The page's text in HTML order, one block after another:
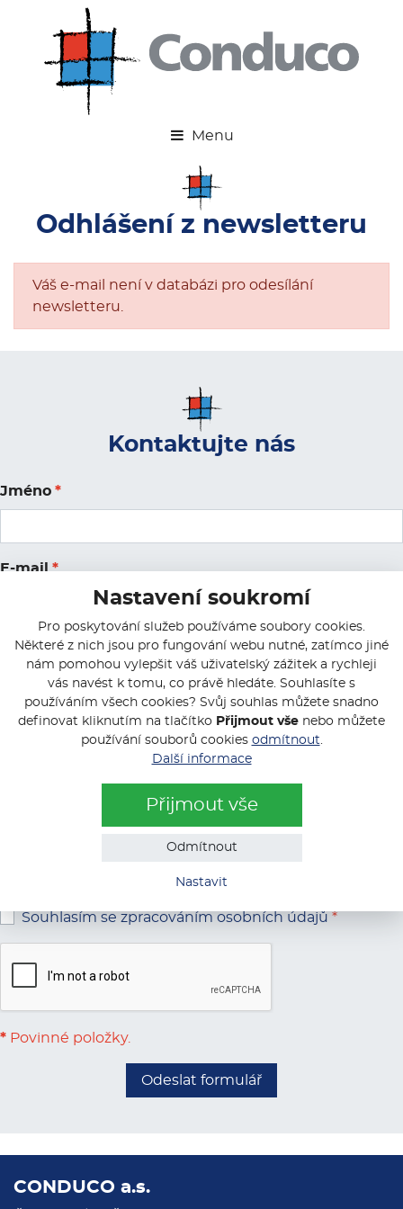
Nastavení soukromí
Pro poskytování služeb používáme soubory cookies.
Některé z nich jsou pro fungování webu nutné, zatímco jiné
nám pomohou vylepšit váš uživatelský zážitek a rychleji
vás navést k tomu, co právě hledáte. Souhlasíte s
používáním všech cookies? Svůj souhlas můžete snadno
definovat kliknutím na tlačítko Přijmout vše nebo můžete
používání souborů cookies odmítnout.
Další informace
Přijmout vše
Odmítnout
Nastavit
Odhlášení z newsletteru
Odhlášení z newsletteru
Váš e-mail není v databázi pro odesílání
newsletteru.
Kontaktujte nás
Jméno *
E-mail *
Poznámka *
Souhlasím se zpracováním osobních údajů *
* Povinné položky.
Odeslat formulář
CONDUCO a.s.